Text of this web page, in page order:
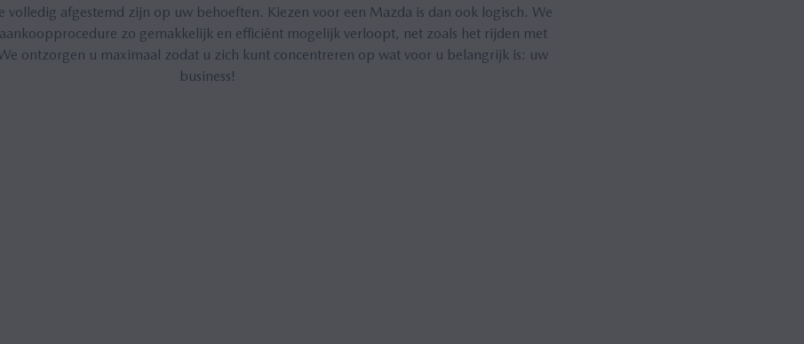
volledig afgestemd zijn op uw behoeften. Kiezen voor een Mazda is dan ook logisch. We
zo gemakkelijk en efficiënt mogelijk verloopt, net zoals het rijden met
ontzorgen u maximaal zodat u zich kunt concentreren op wat voor u belangrijk is: uw
business!